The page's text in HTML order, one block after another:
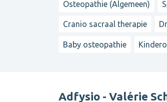
Osteopathie (Algemeen)
Cranio sacraal therapie
Baby osteopathie
Adfysio - Valérie